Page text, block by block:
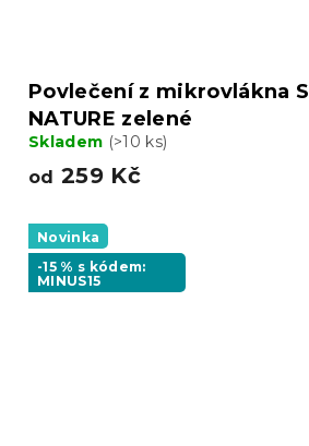
Povlečení z mikrovlákna
NATURE zelené
Skladem (>10 ks)
od 259 Kč
Novinka
-15 % s kódem:
MINUS15